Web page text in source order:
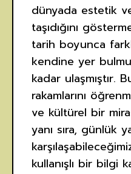
dünyada estetik
taşıdığını
tarih boyunca
kendine yer
kadar ulaşmıştır.
rakamlarını
ve kültürel bir
yanı sıra, günlük
kullanışlı bir bilgi